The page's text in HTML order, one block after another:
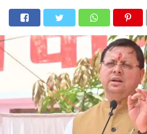
उत्तराखंडअल्मोड़ाउत्तरकाशी उधम सिंह नगर
देहरादून
नैनीताल पिथौरागढ़ पौड़ी गढ़वाल
मनोरंजन